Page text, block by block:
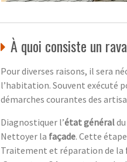
À quoi consiste un
Pour diverses raisons, il sera
l’habitation. Souvent exécuté
démarches courantes des
Diagnostiquer l’état général
Nettoyer la façade. Cette
Traitement et réparation de la